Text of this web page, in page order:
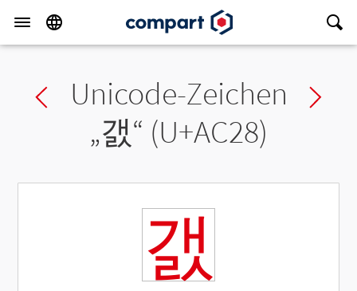
Previous char
Unicode-Zeichen
„갨“ (U+AC28)
갨